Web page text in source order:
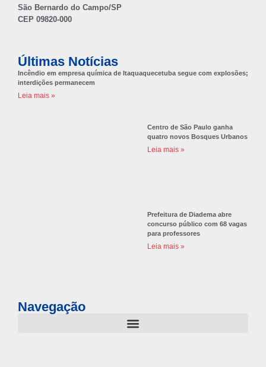
São Bernardo do Campo/SP
CEP 09820-000
Últimas Notícias
Incêndio em empresa química de Itaquaquecetuba segue com explosões;
interdições permanecem
Leia mais »
Centro de São Paulo ganha
quatro novos Bosques Urbanos
Leia mais »
Prefeitura de Diadema abre
concurso público com 68 vagas
para professores
Leia mais »
Navegação